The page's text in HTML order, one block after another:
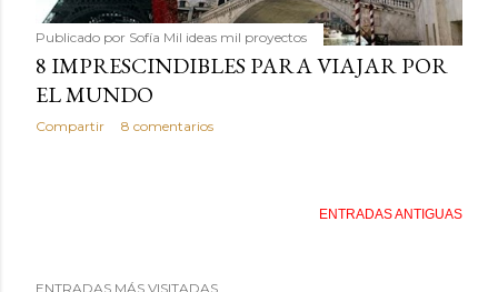
Publicado por Sofía Mil ideas mil proyectos
8 IMPRESCINDIBLES PARA VIAJAR POR
EL MUNDO
Compartir 8 comentarios
ENTRADAS ANTIGUAS
ENTRADAS MÁS VISITADAS